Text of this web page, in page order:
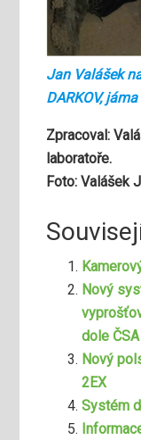
Jan Valášek
DARKOV,
Zpracoval:
laboratoře.
Foto: Valášek
Nový
dole ČSA
Nový
2EX
Systém